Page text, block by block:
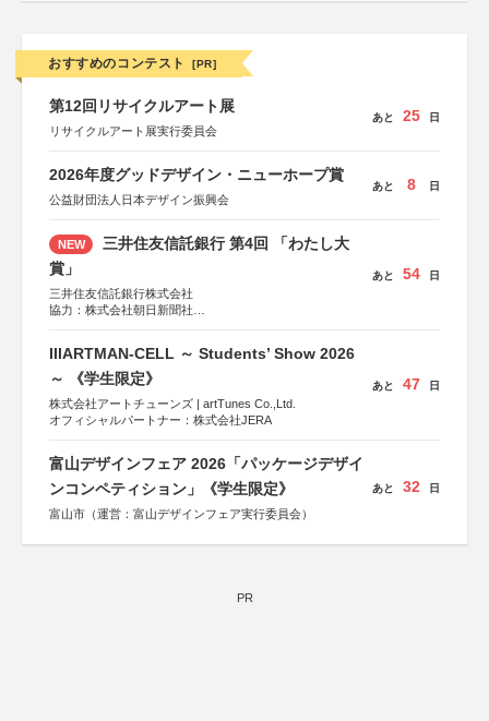
おすすめのコンテスト [PR]
第12回リサイクルアート展
リサイクルアート展実行委員会
あと 25 日
2026年度グッドデザイン・ニューホープ賞
公益財団法人日本デザイン振興会
あと 8 日
NEW
三井住友信託銀行 第4回 「わたし大
賞」
三井住友信託銀行株式会社
協力：株式会社朝日新聞社
あと 54 日
IIIARTMAN-CELL ～ Students’ Show 2026
～ 《学生限定》
株式会社アートチューンズ | artTunes Co.,Ltd.
オフィシャルパートナー：株式会社JERA
あと 47 日
富山デザインフェア 2026「パッケージデザイ
ンコンペティション」《学生限定》
富山市（運営：富山デザインフェア実行委員会）
あと 32 日
PR